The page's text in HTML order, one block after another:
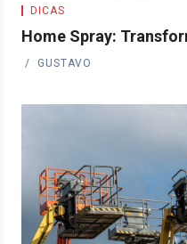
DICAS
Home Spray:
GUSTAVO